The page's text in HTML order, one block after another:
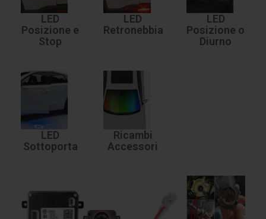
LED
Posizione e
Stop
LED
Retronebbia
LED
Posizione o
Diurno
LED
Sottoporta
Ricambi
Accessori